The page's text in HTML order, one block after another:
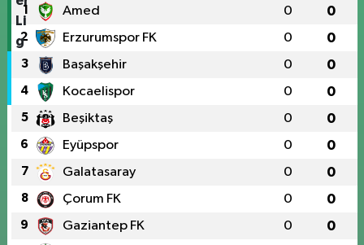
1 Amed 0 0
2 Erzurumspor FK 0 0
3 Başakşehir 0 0
4 Kocaelispor 0 0
5 Beşiktaş 0 0
6 Eyüpspor 0 0
7 Galatasaray 0 0
8 Çorum FK 0 0
9 Gaziantep FK 0 0